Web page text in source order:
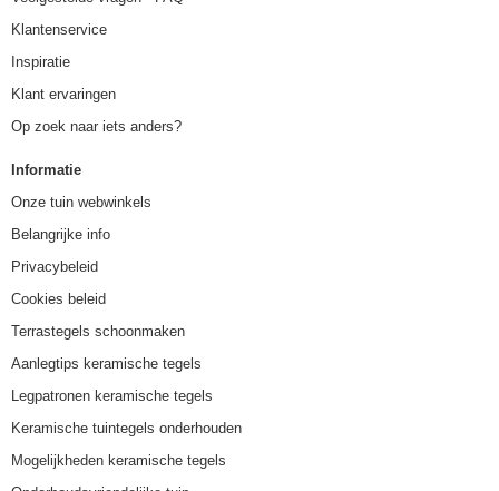
Klantenservice
Inspiratie
Klant ervaringen
Op zoek naar iets anders?
Informatie
Onze tuin webwinkels
Belangrijke info
Privacybeleid
Cookies beleid
Terrastegels schoonmaken
Aanlegtips keramische tegels
Legpatronen keramische tegels
Keramische tuintegels onderhouden
Mogelijkheden keramische tegels